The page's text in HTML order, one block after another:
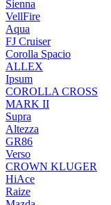
Sienna
VellFire
Aqua
FJ Cruiser
Corolla Spacio
ALLEX
Ipsum
COROLLA CROSS
MARK II
Supra
Altezza
GR86
Verso
CROWN KLUGER
HiAce
Raize